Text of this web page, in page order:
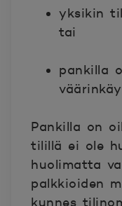
yksikin
tai
pankilla
Pankilla on
tilillä ei ole
huolimatta
palkkioiden
kunnes